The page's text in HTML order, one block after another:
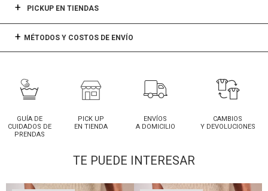
PICKUP EN TIENDAS
MÉTODOS Y COSTOS DE ENVÍO
GUÍA DE
CUIDADOS DE
PRENDAS
PICK UP
EN TIENDA
ENVÍOS
A DOMICILIO
CAMBIOS
Y DEVOLUCIONES
TE PUEDE INTERESAR